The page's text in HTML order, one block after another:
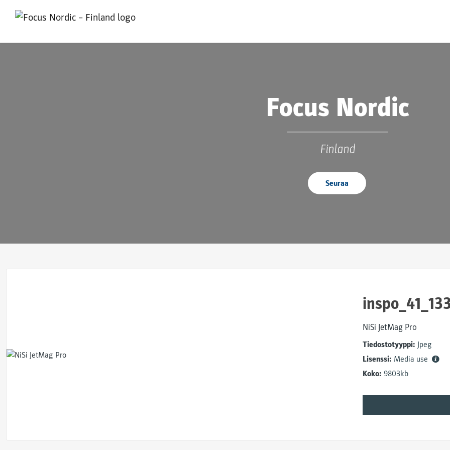
Focus Nordic
Finland
Seuraa
NiSi JetMag Pro
Tiedostotyyppi: Jpeg
Lisenssi: Media use
Koko: 9803kb